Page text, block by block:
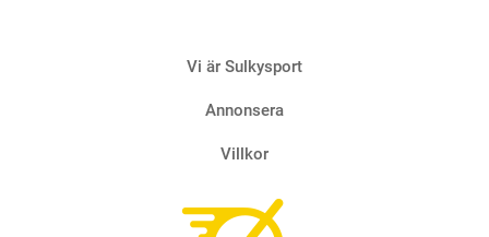
Vi är Sulkysport
Annonsera
Villkor